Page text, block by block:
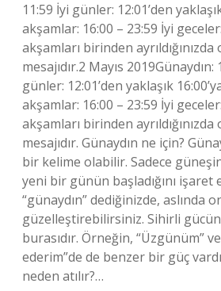
11:59 İyi günler: 12:01’den
akşamlar: 16:00 – 23:59 İyi
akşamları birinden
mesajıdır.2 Mayıs 2019Günaydın:
günler: 12:01’den yaklaşık
akşamlar: 16:00 – 23:59 İyi
akşamları birinden
mesajıdır. Günaydın ne için?
bir kelime olabilir. Sadece
yeni bir günün başladığını işaret
“günaydın” dediğinizde, aslında
güzelleştirebilirsiniz. Sihirli
burasıdır. Örneğin, “Üzgünüm”
ederim”de de benzer bir güç
neden atılır?…